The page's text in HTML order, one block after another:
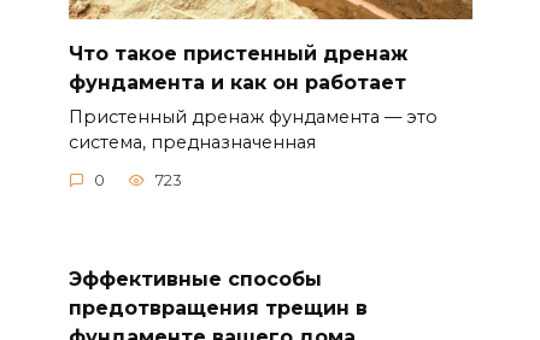
Что такое пристенный дренаж
фундамента и как он работает
Пристенный дренаж фундамента — это
система, предназначенная
0 723
Эффективные способы
предотвращения трещин в